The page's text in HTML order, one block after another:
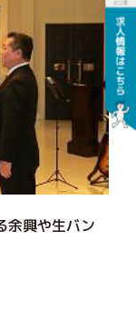
余興や生バン